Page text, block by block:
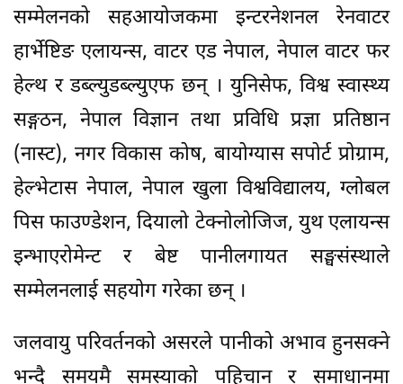
सम्मेलनको सहआयोजकमा इन्टरनेशनल रेनवाटर
हार्भेष्टिङ एलायन्स, वाटर एड नेपाल, नेपाल वाटर फर
हेल्थ र डब्ल्युडब्ल्युएफ छन् । युनिसेफ, विश्व स्वास्थ्य
सङ्गठन, नेपाल विज्ञान तथा प्रविधि प्रज्ञा प्रतिष्ठान
(नास्ट), नगर विकास कोष, बायोग्यास सपोर्ट प्रोग्राम,
हेल्भेटास नेपाल, नेपाल खुला विश्वविद्यालय, ग्लोबल
पिस फाउण्डेशन, दियालो टेक्नोलोजिज, युथ एलायन्स
इन्भाएरोमेन्ट र बेष्ट पानीलगायत सङ्घसंस्थाले
सम्मेलनलाई सहयोग गरेका छन् ।
जलवायु परिवर्तनको असरले पानीको अभाव हुनसक्ने
भन्दै समयमै समस्याको पहिचान र समाधानमा